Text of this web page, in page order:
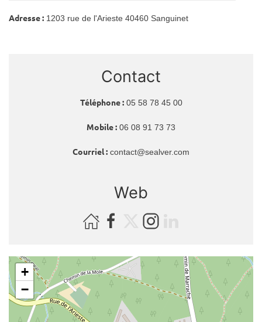
Adresse : 1203 rue de l'Arieste 40460 Sanguinet
Contact
Téléphone : 05 58 78 45 00
Mobile : 06 08 91 73 73
Courriel : contact@sealver.com
Web
+
−